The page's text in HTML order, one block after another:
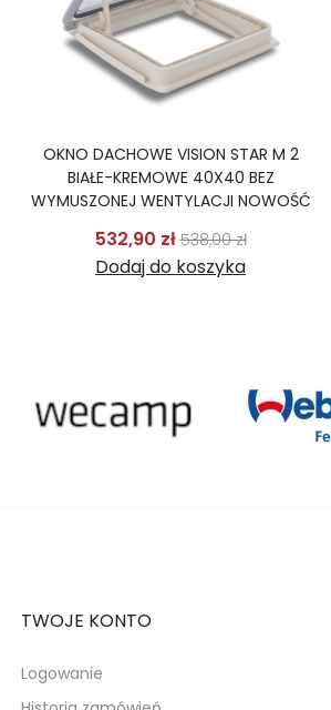
OKNO DACHOWE VISION STAR M 2
BIAŁE-KREMOWE 40X40 BEZ
WYMUSZONEJ WENTYLACJI NOWOŚĆ
532,90 złCena podstawowa
538,00 złCena
Dodaj do koszyka
TWOJE KONTO
Logowanie